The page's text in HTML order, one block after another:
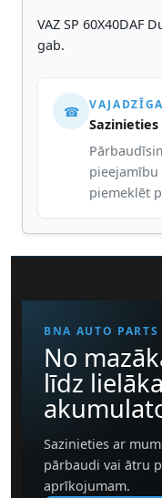
VAZ SP 60X40DAF
gab.
☎
piemeklēt
BNA AUTO PARTS
No
līdz
Sazinieties ar
pārbaudi vai ātru
aprīkojumam.